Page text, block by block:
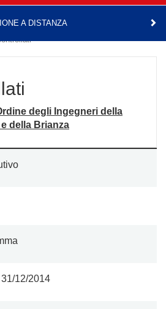
A DISTANZA
Trasparente
Enti controllati
degli Ingegneri della
della Brianza
12/2014